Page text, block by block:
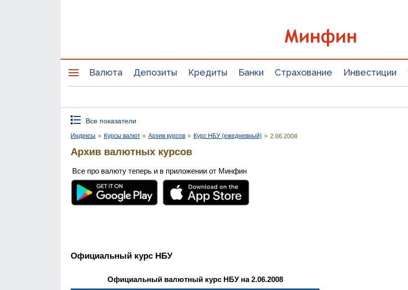
Валюта Депозиты Кредиты Банки Страхование Инвестиции
Все показатели
Индексы » Курсы валют » Архив курсов » Курс НБУ (ежедневный) » 2.06.2008
Архив валютных курсов
Все про валюту теперь и в приложении от Минфин
Официальный курс НБУ
Официальный валютный курс НБУ на 2.06.2008